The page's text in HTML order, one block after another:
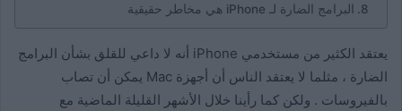
البرامج الضارة لـ iPhone هي مخاطر حقيقية
يعتقد الكثير من مستخدمي iPhone أنه لا داعي للقلق بشأن البرامج
الضارة ، مثلما لا يعتقد الناس أن أجهزة Mac يمكن أن تصاب
بالفيروسات . ولكن كما رأينا خلال الأشهر القليلة الماضية مع